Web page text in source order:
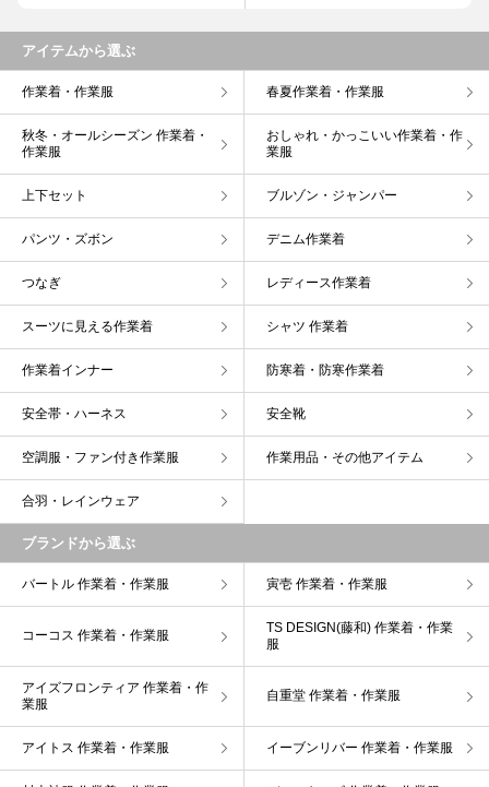
アイテムから選ぶ
作業着・作業服 春夏作業着・作業服
秋冬・オールシーズン 作業着・
作業服
おしゃれ・かっこいい作業着・作
業服
上下セット ブルゾン・ジャンパー
パンツ・ズボン デニム作業着
つなぎ レディース作業着
スーツに見える作業着 シャツ 作業着
作業着インナー 防寒着・防寒作業着
安全帯・ハーネス 安全靴
空調服・ファン付き作業服 作業用品・その他アイテム
合羽・レインウェア
ブランドから選ぶ
バートル 作業着・作業服 寅壱 作業着・作業服
コーコス 作業着・作業服
TS DESIGN(藤和) 作業着・作業
服
アイズフロンティア 作業着・作
業服
自重堂 作業着・作業服
アイトス 作業着・作業服 イーブンリバー 作業着・作業服